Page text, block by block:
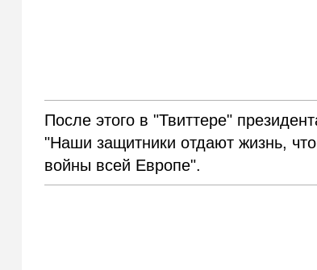
После этого в "Твиттере"
"Наши защитники отдают жизнь,
войны всей Европе".